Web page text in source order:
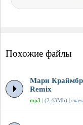
Похожие файлы
Мари
Remix
mp3 | (2.43Mb) |